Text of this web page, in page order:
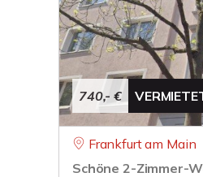
740,- €
Frankfurt am Main
Schöne 2-Zimmer-